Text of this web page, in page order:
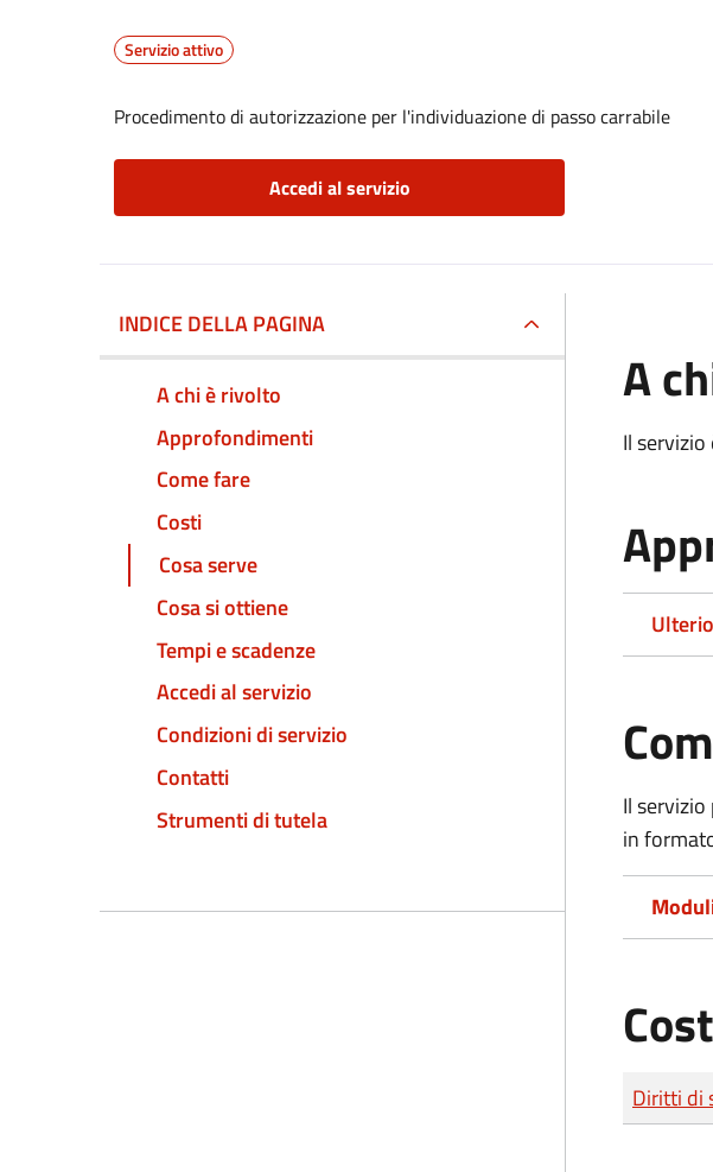
Servizio attivo
Procedimento di autorizzazione per l'individuazione di passo carrabile
Accedi al servizio
INDICE DELLA PAGINA
A chi è rivolto
Approfondimenti
Come fare
Costi
Cosa serve
Cosa si ottiene
Tempi e scadenze
Accedi al servizio
Condizioni di servizio
Contatti
Strumenti di tutela
A
Il
Il
in
Tipo di
Importo
Diritti di